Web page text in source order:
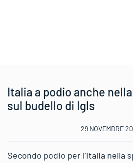
Italia a podio anche
sul budello di Igls
29 NOVEMBRE
Secondo podio per l’Italia nella